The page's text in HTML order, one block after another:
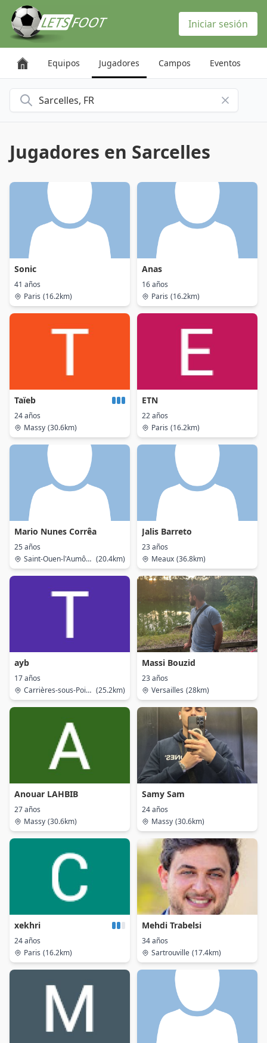
Iniciar sesión
Equipos Jugadores Campos Eventos
Buscar una ciudad
Jugadores en Sarcelles
Sonic
41 años
Paris (16.2km)
Anas
16 años
Paris (16.2km)
Taïeb
24 años
Massy (30.6km)
ETN
22 años
Paris (16.2km)
Mario Nunes Corrêa
25 años
Saint-Ouen-l'Aumône (20.4km)
Jalis Barreto
23 años
Meaux (36.8km)
ayb
17 años
Carrières-sous-Poissy (25.2km)
Massi Bouzid
23 años
Versailles (28km)
Anouar LAHBIB
27 años
Massy (30.6km)
Samy Sam
24 años
Massy (30.6km)
xekhri
24 años
Paris (16.2km)
Mehdi Trabelsi
34 años
Sartrouville (17.4km)
Panel de gestión de cookies